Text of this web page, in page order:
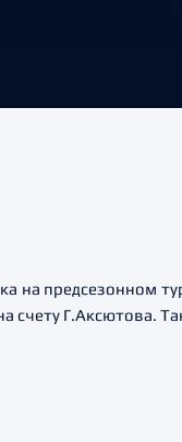
на предсезонном
счету Г.Аксютова.